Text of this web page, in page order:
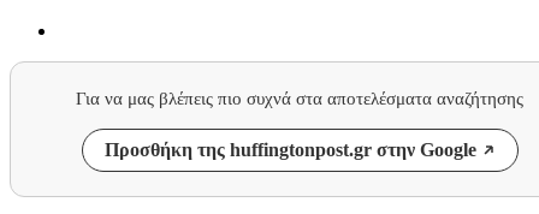
Για να μας βλέπεις πιο συχνά στα αποτελέσματα αναζήτησης
Προσθήκη της huffingtonpost.gr στην Google